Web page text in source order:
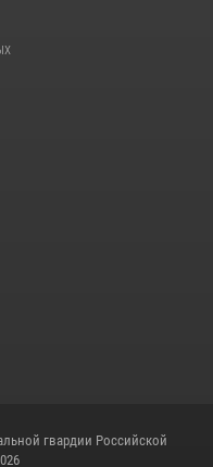
гвардии Российской